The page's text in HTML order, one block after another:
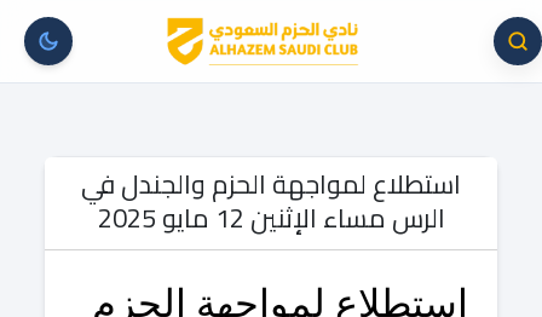
استطلاع لمواجهة الحزم والجندل في
الرس مساء الإثنين 12 مايو 2025